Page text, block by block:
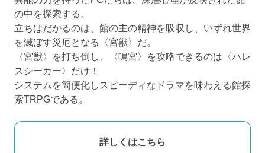
の中を探索する。
立ちはだかるのは、館の主の精神を吸収し、いずれ世界
を滅ぼす災厄となる〈宮獣〉だ。
〈宮獣〉を打ち倒し、〈鳴宮〉を攻略できるのは〈パレ
スシーカー〉だけ！
システムを簡便化しスピーディなドラマを味わえる館探
索TRPGである。
詳しくはこちら